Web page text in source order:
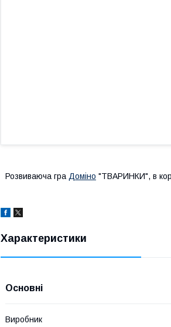
Розвиваюча гра Доміно "ТВАРИНКИ", в
Характеристики
Основні
Виробник